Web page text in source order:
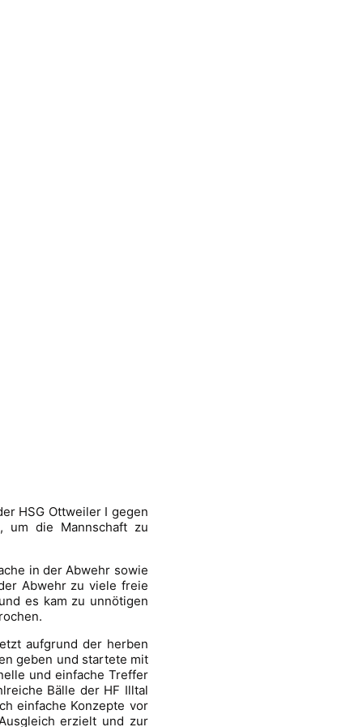
HSG Ottweiler I gegen
um die Mannschaft zu
in der Abwehr sowie
Abwehr zu viele freie
es kam zu unnötigen
aufgrund der herben
geben und startete mit
und einfache Treffer
Bälle der HF Illtal
einfache Konzepte vor
erzielt und zur